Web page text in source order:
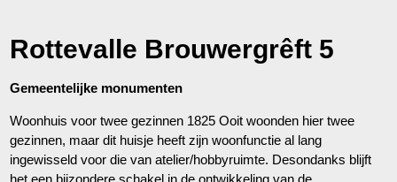
Rottevalle Brouwergrêft 5
Gemeentelijke monumenten
Woonhuis voor twee gezinnen 1825 Ooit woonden hier twee
gezinnen, maar dit huisje heeft zijn woonfunctie al lang
ingewisseld voor die van atelier/hobbyruimte. Desondanks blijft
het een bijzondere schakel in de ontwikkeling van de